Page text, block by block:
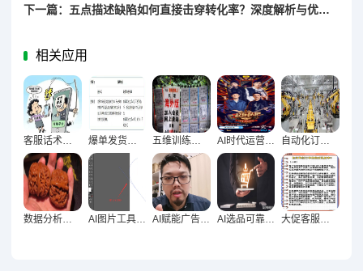
下一篇：五点描述缺陷如何直接击穿转化率？深度解析与优化策略全揭秘
相关应用
客服话术减纠纷，五大核心策略构建和谐沟通 爆单发货危机，全链路补救与长效优化解决方案 五维训练法破解AI客服机械回复困局 AI时代运营人员破局，五大核心能力提升指南 自动化订单管理，多平台卖家破局利器
数据分析工具赋能卖家精准定位，销售趋势与客户行为深度剖析 AI图片工具在独立站视觉素材中的应用，深度解析与实战指南 AI赋能广告文案，多版本快速测试的终极指南 AI选品可靠性解析与卖家决策判断指南 大促客服响应滞缓，隐形成本如何蚕食企业利润与未来？